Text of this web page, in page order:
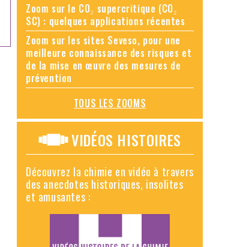
Zoom sur le CO₂ supercritique (CO₂
SC) : quelques applications récentes
Zoom sur les sites Seveso, pour une
meilleure connaissance des risques et
de la mise en œuvre des mesures de
prévention
TOUS LES ZOOMS
VIDÉOS HISTOIRES
Découvrez la chimie en vidéo à travers
des anecdotes historiques, insolites
et amusantes :